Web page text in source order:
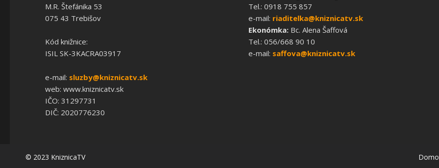
M.R. Štefánika 53
075 43 Trebišov
Kód knižnice:
ISIL SK-3KACRA03917
e-mail: sluzby@kniznicatv.sk
web: www.kniznicatv.sk
IČO: 31297731
DIČ: 2020776230
Tel.: 0918 755 857
e-mail: riaditelka@kniznicatv.sk
Ekonómka:Bc. Alena Šaffová
Tel.: 056/668 90 10
e-mail: saffova@kniznicatv.sk
© 2023 KniznicaTV